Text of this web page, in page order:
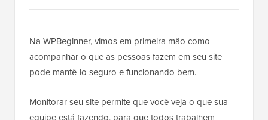
Na WPBeginner, vimos em primeira mão como
acompanhar o que as pessoas fazem em seu site
pode mantê-lo seguro e funcionando bem.
Monitorar seu site permite que você veja o que sua